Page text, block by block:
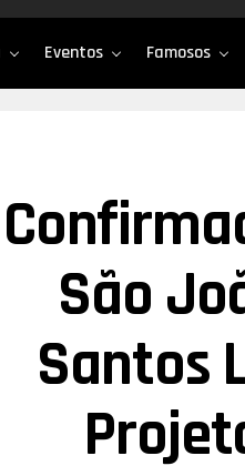
Eventos Famosos
São
Santos